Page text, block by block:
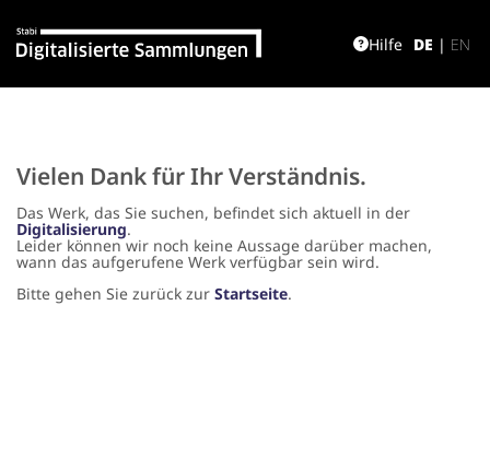
DE | EN
Hilfe
Vielen Dank für Ihr Verständnis.
Das Werk, das Sie suchen, befindet sich aktuell in der
Digitalisierung.
Leider können wir noch keine Aussage darüber machen,
wann das aufgerufene Werk verfügbar sein wird.
Bitte gehen Sie zurück zur Startseite.